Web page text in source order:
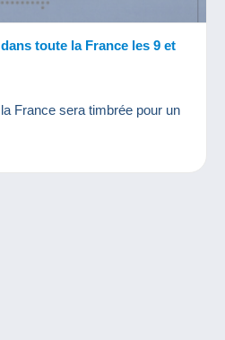
toute la France les 9 et
France sera timbrée pour un